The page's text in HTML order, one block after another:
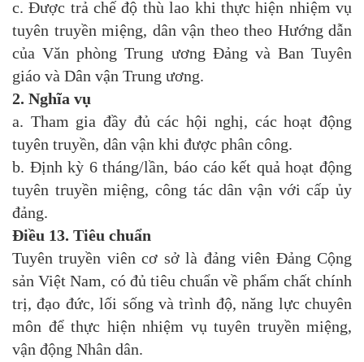
c. Được trả chế độ thù lao khi thực hiện nhiệm vụ
tuyên truyền miệng, dân vận theo theo Hướng dẫn
của Văn phòng Trung ương Đảng và Ban Tuyên
giáo và Dân vận Trung ương.
2. Nghĩa vụ
a. Tham gia đầy đủ các hội nghị, các hoạt động
tuyên truyền, dân vận khi được phân công.
b. Định kỳ 6 tháng/lần, báo cáo kết quả hoạt động
tuyên truyền miệng, công tác dân vận với cấp ủy
đảng.
Điều 13. Tiêu chuẩn
Tuyên truyền viên cơ sở là đảng viên Đảng Cộng
sản Việt Nam, có đủ tiêu chuẩn về phẩm chất chính
trị, đạo đức, lối sống và trình độ, năng lực chuyên
môn để thực hiện nhiệm vụ tuyên truyền miệng,
vận động Nhân dân.